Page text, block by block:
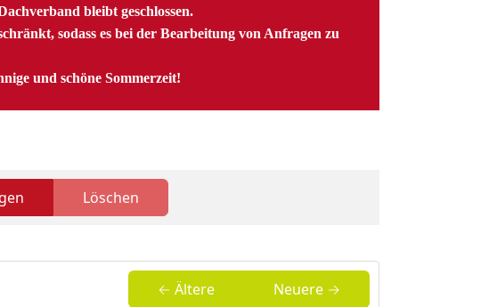
bleibt geschlossen.
sodass es bei der Bearbeitung von Anfragen zu
und schöne Sommerzeit!
Löschen
← Ältere Neuere →